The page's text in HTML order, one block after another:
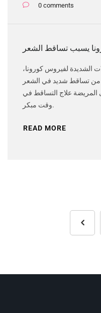
0 comments
يسبب تساقط الشعر
الشديدة لفيروس كورونا،
من تساقط شديد في الشعر
المريضة علاج التساقط في
وقت مبكر.
READ MORE